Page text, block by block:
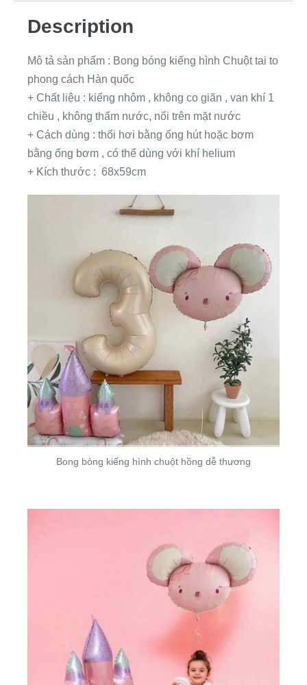
Description
Mô tả sản phẩm : Bong bóng kiếng hình Chuột tai to
phong cách Hàn quốc
+ Chất liệu : kiếng nhôm , không co giãn , van khí 1
chiều , không thấm nước, nổi trên mặt nước
+ Cách dùng : thổi hơi bằng ống hút hoặc bơm
bằng ống bơm , có thể dùng với khí helium
+ Kích thước : 68x59cm
Bong bóng kiếng hình chuột hồng dễ thương